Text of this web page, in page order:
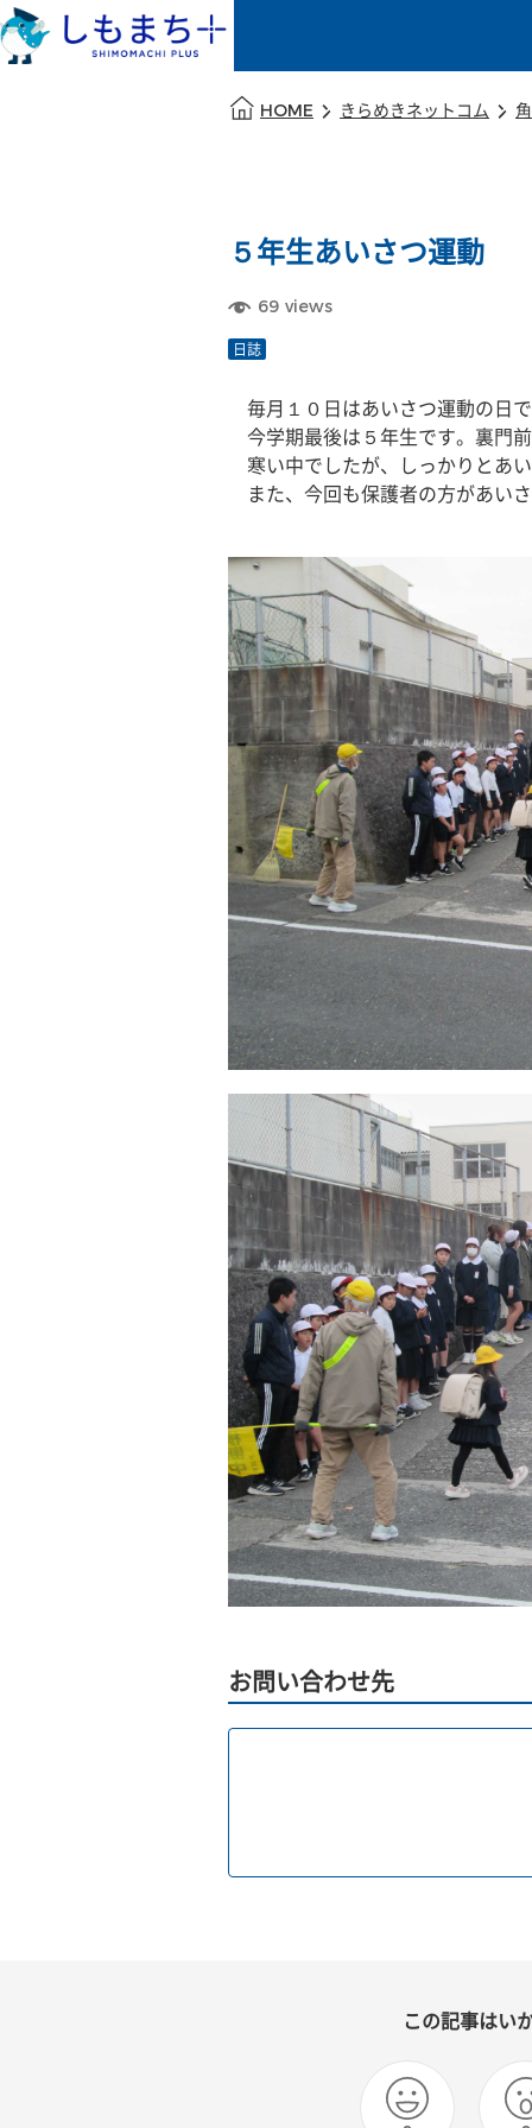
HOME きらめきネットコム
５年生あいさつ運動
69 views
日誌
毎月１０日はあいさつ運動の日
今学期最後は５年生です。裏門
寒い中でしたが、しっかりとあ
また、今回も保護者の方があい
お問い合わせ先
この記事はい